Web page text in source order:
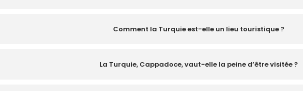
Comment la Turquie est-elle un lieu touristique ?
La Turquie, Cappadoce, vaut-elle la peine d’être visitée ?